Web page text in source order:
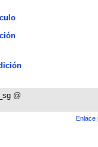
@
Enlace